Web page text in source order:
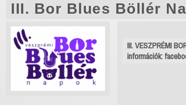
III. Bor Blues Böllér
III. VESZPRÉMI
információk: